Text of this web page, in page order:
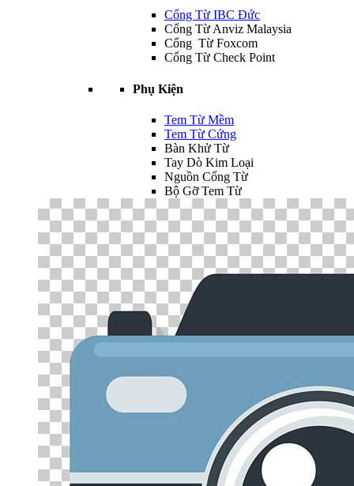
Cổng Từ IBC Đức
Cổng Từ Anviz Malaysia
Cổng Từ Foxcom
Cổng Từ Check Point
Phụ Kiện
Tem Từ Mềm
Tem Từ Cứng
Bàn Khử Từ
Tay Dò Kim Loại
Nguồn Cổng Từ
Bộ Gỡ Tem Từ